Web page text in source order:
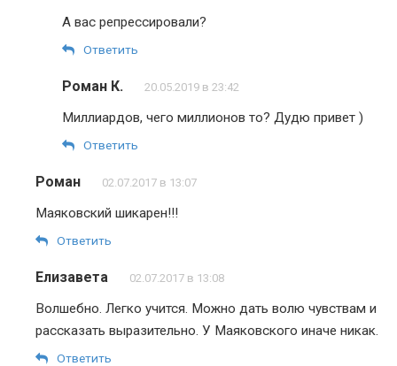
А вас репрессировали?
Ответить
Роман К. 20.05.2019 в 23:42
Миллиардов, чего миллионов то? Дудю привет )
Ответить
Роман 02.07.2017 в 13:07
Маяковский шикарен!!!
Ответить
Елизавета 02.07.2017 в 13:08
Волшебно. Легко учится. Можно дать волю чувствам и
рассказать выразительно. У Маяковского иначе никак.
Ответить